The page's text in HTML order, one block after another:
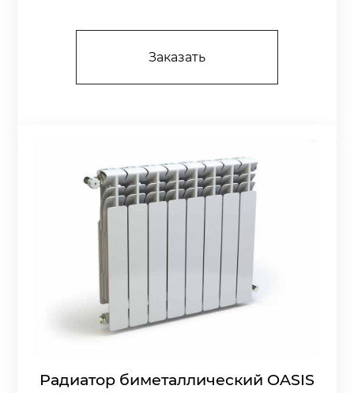
Заказать
Радиатор биметаллический OASIS